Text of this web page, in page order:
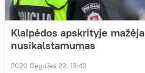
Klaipėdos apskrityje mažėja
nusikalstamumas
2020 Gegužės 22, 13:42